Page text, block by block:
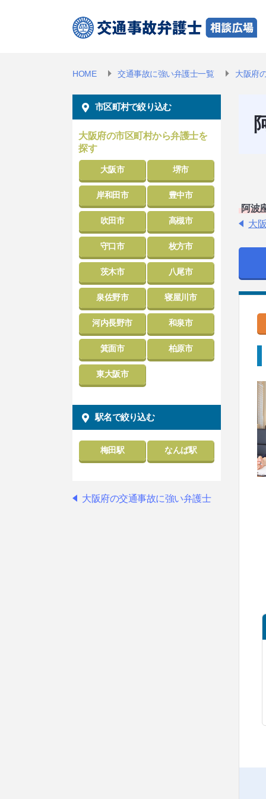
HOME 交通事故に強い弁護士一覧 大阪府
阿波
大
市区町村で絞り込む
大阪府の市区町村から弁護士を
探す
大阪市 堺市
岸和田市 豊中市
吹田市 高槻市
守口市 枚方市
茨木市 八尾市
泉佐野市 寝屋川市
河内長野市 和泉市
箕面市 柏原市
東大阪市
駅名で絞り込む
梅田駅 なんば駅
大阪府の交通事故に強い弁護士